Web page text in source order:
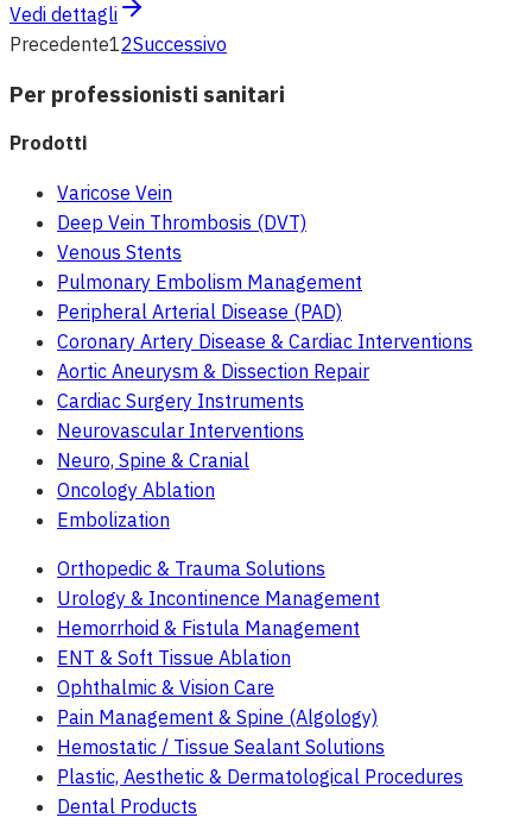
Vedi dettagli
Precedente12Successivo
Per professionisti sanitari
Prodotti
Varicose Vein
Deep Vein Thrombosis (DVT)
Venous Stents
Pulmonary Embolism Management
Peripheral Arterial Disease (PAD)
Coronary Artery Disease & Cardiac Interventions
Aortic Aneurysm & Dissection Repair
Cardiac Surgery Instruments
Neurovascular Interventions
Neuro, Spine & Cranial
Oncology Ablation
Embolization
Orthopedic & Trauma Solutions
Urology & Incontinence Management
Hemorrhoid & Fistula Management
ENT & Soft Tissue Ablation
Ophthalmic & Vision Care
Pain Management & Spine (Algology)
Hemostatic / Tissue Sealant Solutions
Plastic, Aesthetic & Dermatological Procedures
Dental Products